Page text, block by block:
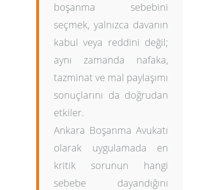
boşanma sebebini
seçmek, yalnızca davanın
kabul veya reddini değil;
aynı zamanda nafaka,
tazminat ve mal paylaşımı
sonuçlarını da doğrudan
etkiler.
Ankara Boşanma Avukatı
olarak uygulamada en
kritik sorunun hangi
sebebe dayandığını